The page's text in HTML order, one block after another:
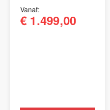
Vanaf
€ 1.499,00